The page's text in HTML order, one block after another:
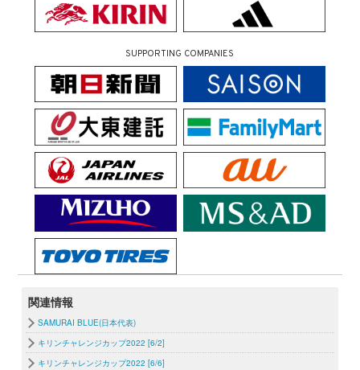
SUPPORTING COMPANIES
関連情報
SAMURAI BLUE(日本代表)
キリンチャレンジカップ2022 [6/2]
キリンチャレンジカップ2022 [6/6]